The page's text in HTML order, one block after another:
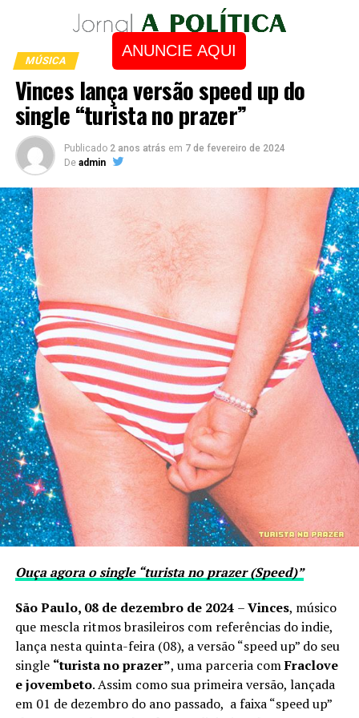
ANUNCIE AQUI
MÚSICA
Vinces lança versão speed up do
single “turista no prazer”
Publicado 2 anos atrás em 7 de fevereiro de 2024
De admin
Ouça agora o single “turista no prazer (Speed)”
São Paulo, 08 de dezembro de 2024 –Vinces, músico
que mescla ritmos brasileiros com referências do indie,
lança nesta quinta-feira (08), a versão “speed up” do seu
single “turista no prazer”, uma parceria comFraclove
e jovembeto. Assim como sua primeira versão, lançada
em 01 de dezembro do ano passado, a faixa “speed up”